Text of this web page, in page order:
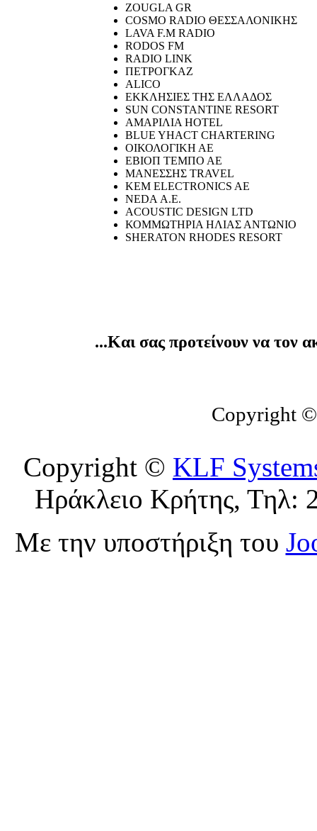
ZOUGLA GR
COSMO RADIO ΘΕΣΣΑΛΟΝΙΚΗΣ
LAVA F.M RADIO
RODOS FM
RADIO LINK
ΠΕΤΡΟΓΚΑΖ
ALICO
ΕΚΚΛΗΣΙΕΣ ΤΗΣ ΕΛΛΑΔΟΣ
SUN CONSTANTINE RESORT
ΑΜΑΡΙΛΙΑ HOTEL
BLUE YHACT CHARTERING
ΟΙΚΟΛΟΓΙΚΗ ΑΕ
ΕΒΙΟΠ ΤΕΜΠΟ ΑΕ
ΜΑΝΕΣΣΗΣ TRAVEL
KEM ELECTRONICS AE
NEDA Α.Ε.
ACOUSTIC DESIGN LTD
ΚΟΜΜΩΤΗΡΙΑ ΗΛΙΑΣ ΑΝΤΩΝΙΟ
SHERATON RHODES RESORT
...Και σας προτείνουν να τον
Copyright
Copyright © KLF
Ηράκλειο Κρήτης, Τηλ:
Με την υποστήριξη του